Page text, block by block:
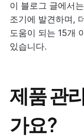
이 블로그 글에서
조기에 발견하며,
도움이 되는 15개
있습니다.
제품 관
가요?